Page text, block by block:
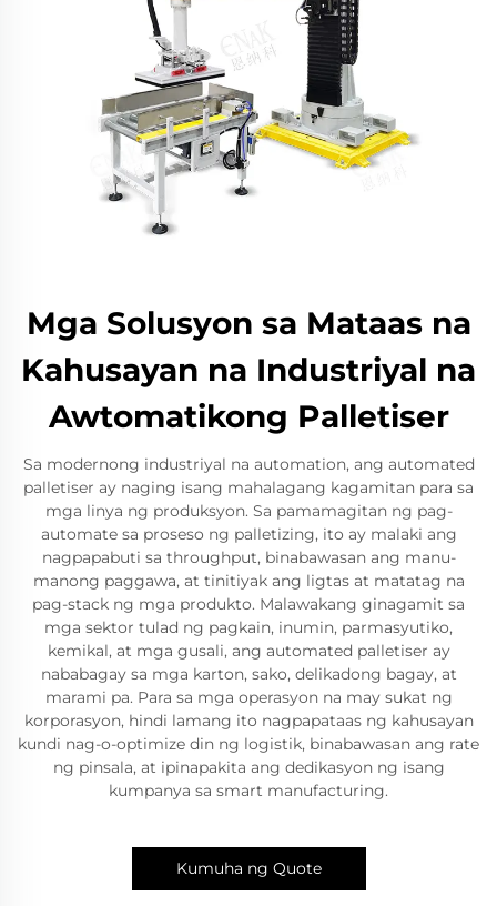
Mga Solusyon sa Mataas na
Kahusayan na Industriyal na
Awtomatikong Palletiser
Sa modernong industriyal na automation, ang automated
palletiser ay naging isang mahalagang kagamitan para sa
mga linya ng produksyon. Sa pamamagitan ng pag-
automate sa proseso ng palletizing, ito ay malaki ang
nagpapabuti sa throughput, binabawasan ang manu-
manong paggawa, at tinitiyak ang ligtas at matatag na
pag-stack ng mga produkto. Malawakang ginagamit sa
mga sektor tulad ng pagkain, inumin, parmasyutiko,
kemikal, at mga gusali, ang automated palletiser ay
nababagay sa mga karton, sako, delikadong bagay, at
marami pa. Para sa mga operasyon na may sukat ng
korporasyon, hindi lamang ito nagpapataas ng kahusayan
kundi nag-o-optimize din ng logistik, binabawasan ang rate
ng pinsala, at ipinapakita ang dedikasyon ng isang
kumpanya sa smart manufacturing.
Kumuha ng Quote